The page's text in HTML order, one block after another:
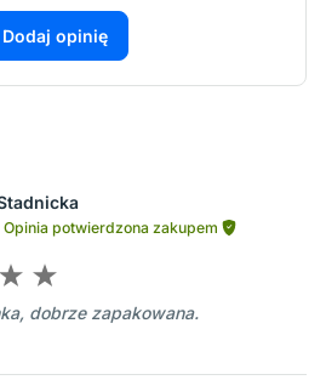
Dodaj opinię
Opinia potwierdzona zakupem
dobrze zapakowana.